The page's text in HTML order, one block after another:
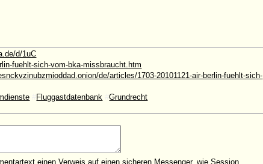
d/1uC
fuehlt-sich-vom-bka-missbraucht.htm
de/articles/1703-20101121-air-berlin-fuehlt-sich-
Fluggastdatenbank #Grundrecht
einen Verweis auf einen sicheren Messenger, wie Session,